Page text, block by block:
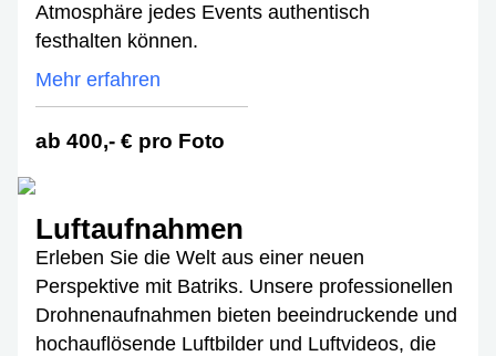
Atmosphäre jedes Events authentisch
festhalten können.
Mehr erfahren
ab 400,- € pro Foto
Luftaufnahmen
Erleben Sie die Welt aus einer neuen
Perspektive mit Batriks. Unsere professionellen
Drohnenaufnahmen bieten beeindruckende und
hochauflösende Luftbilder und Luftvideos, die